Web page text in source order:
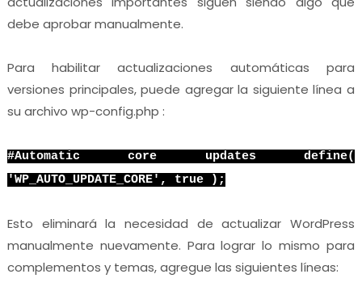
debe aprobar manualmente.
Para habilitar actualizaciones automáticas para
versiones principales, puede agregar la siguiente línea a
su archivo wp-config.php :
#Automatic core updates define(
'WP_AUTO_UPDATE_CORE', true );
Esto eliminará la necesidad de actualizar WordPress
manualmente nuevamente. Para lograr lo mismo para
complementos y temas, agregue las siguientes líneas: